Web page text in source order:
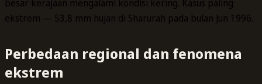
besar kerajaan mengalami kondisi kering. Kasus paling
ekstrem — 53,8 mm hujan di Sharurah pada bulan Jun 1996.
Perbedaan regional dan fenomena
ekstrem